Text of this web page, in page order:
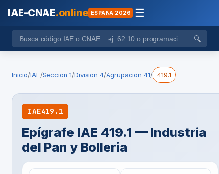
IAE-CNAE.online ESPAÑA 2026 ☰
🔍
Inicio/IAE/Seccion 1/Division 4/Agrupacion 41/ 419.1
IAE419.1
Epígrafe IAE 419.1 — Industria
del Pan y Bolleria